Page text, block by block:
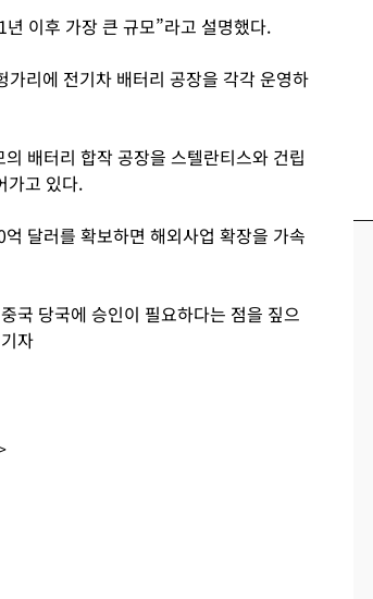
이후 가장 큰 규모”라고 설명했다.
리에 전기차 배터리 공장을 각각 운영하
배터리 합작 공장을 스텔란티스와 건립
가고 있다.
달러를 확보하면 해외사업 확장을 가속
국 당국에 승인이 필요하다는 점을 짚으
자